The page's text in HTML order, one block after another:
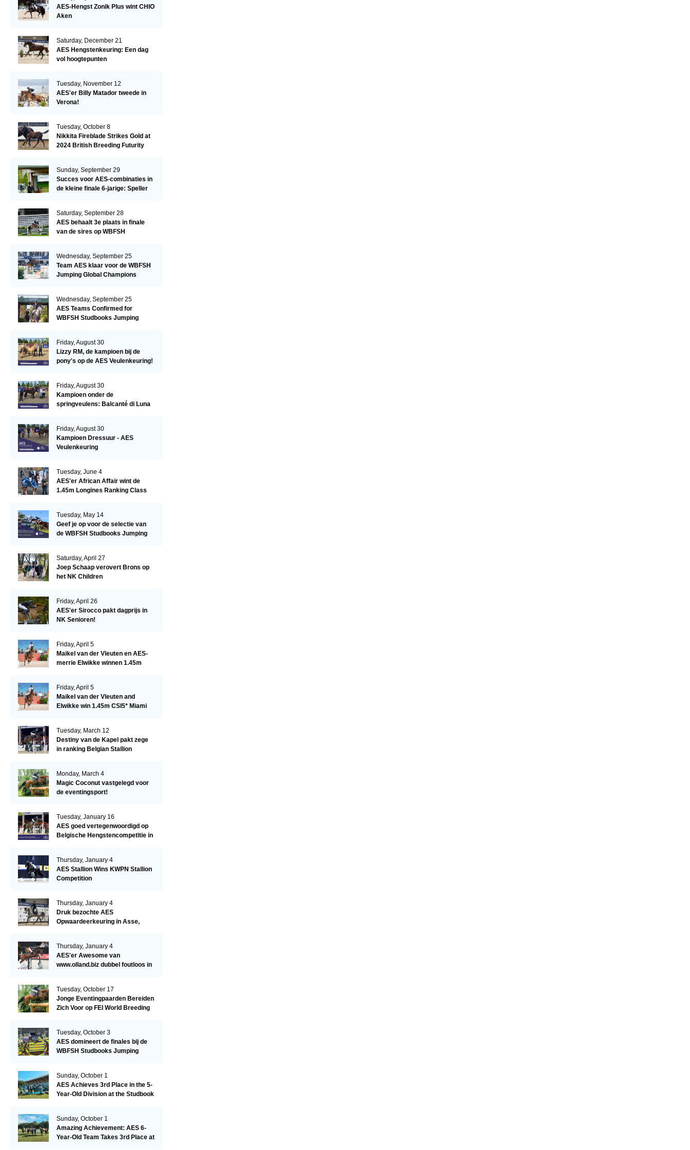
AES-Hengst Zonik Plus wint CHIO
Aken
Saturday, December 21
AES Hengstenkeuring: Een dag
vol hoogtepunten
Tuesday, November 12
AES'er Billy Matador tweede in
Verona!
Tuesday, October 8
Nikkita Fireblade Strikes Gold at
2024 British Breeding Futurity
Sunday, September 29
Succes voor AES-combinaties in
de kleine finale 6-jarige: Speller
Saturday, September 28
AES behaalt 3e plaats in finale
van de sires op WBFSH
Wednesday, September 25
Team AES klaar voor de WBFSH
Jumping Global Champions
Wednesday, September 25
AES Teams Confirmed for
WBFSH Studbooks Jumping
Friday, August 30
Lizzy RM, de kampioen bij de
pony's op de AES Veulenkeuring!
Friday, August 30
Kampioen onder de
springveulens: Balcanté di Luna
Friday, August 30
Kampioen Dressuur - AES
Veulenkeuring
Tuesday, June 4
AES'er African Affair wint de
1.45m Longines Ranking Class
Tuesday, May 14
Geef je op voor de selectie van
de WBFSH Studbooks Jumping
Saturday, April 27
Joep Schaap verovert Brons op
het NK Children
Friday, April 26
AES'er Sirocco pakt dagprijs in
NK Senioren!
Friday, April 5
Maikel van der Vleuten en AES-
merrie Elwikke winnen 1.45m
Friday, April 5
Maikel van der Vleuten and
Elwikke win 1.45m CSI5* Miami
Tuesday, March 12
Destiny van de Kapel pakt zege
in ranking Belgian Stallion
Monday, March 4
Magic Coconut vastgelegd voor
de eventingsport!
Tuesday, January 16
AES goed vertegenwoordigd op
Belgische Hengstencompetitie in
Thursday, January 4
AES Stallion Wins KWPN Stallion
Competition
Thursday, January 4
Druk bezochte AES
Opwaardeerkeuring in Asse,
Thursday, January 4
AES'er Awesome van
www.olland.biz dubbel foutloos in
Tuesday, October 17
Jonge Eventingpaarden Bereiden
Zich Voor op FEI World Breeding
Tuesday, October 3
AES domineert de finales bij de
WBFSH Studbooks Jumping
Sunday, October 1
AES Achieves 3rd Place in the 5-
Year-Old Division at the Studbook
Sunday, October 1
Amazing Achievement: AES 6-
Year-Old Team Takes 3rd Place at